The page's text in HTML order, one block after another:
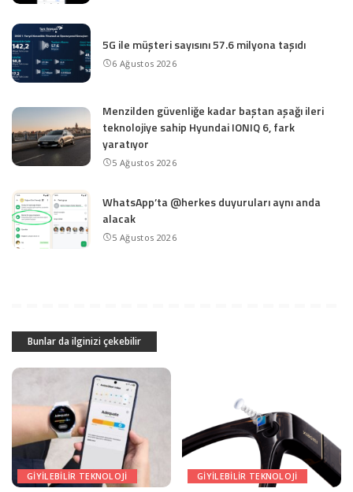
5G ile müşteri sayısını 57.6 milyona taşıdı
6 Ağustos 2026
Menzilden güvenliğe kadar baştan aşağı ileri
teknolojiye sahip Hyundai IONIQ 6, fark
yaratıyor
5 Ağustos 2026
WhatsApp’ta @herkes duyuruları aynı anda
alacak
5 Ağustos 2026
Bunlar da ilginizi çekebilir
GIYILEBILIR TEKNOLOJI GIYILEBILIR TEKNOLOJI